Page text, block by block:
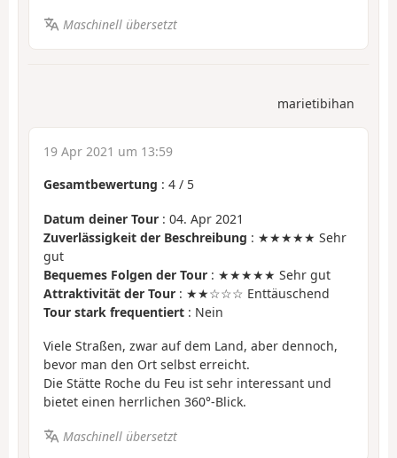
Maschinell übersetzt
marietibihan
19 Apr 2021 um 13:59
Gesamtbewertung : 4 / 5
Datum deiner Tour : 04. Apr 2021
Zuverlässigkeit der Beschreibung : ★★★★★ Sehr
gut
Bequemes Folgen der Tour : ★★★★★ Sehr gut
Attraktivität der Tour : ★★☆☆☆ Enttäuschend
Tour stark frequentiert : Nein
Viele Straßen, zwar auf dem Land, aber dennoch,
bevor man den Ort selbst erreicht.
Die Stätte Roche du Feu ist sehr interessant und
bietet einen herrlichen 360°-Blick.
Maschinell übersetzt